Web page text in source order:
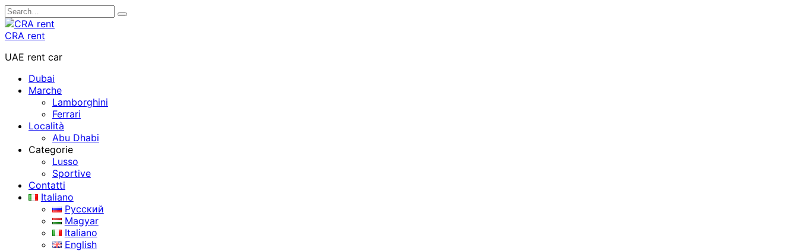
Skip
to
content
Search
for:
CRA rent
UAE rent car
Dubai
Marche
Lamborghini
Ferrari
Località
Abu Dhabi
Categorie
Lusso
Sportive
Contatti
Italiano
Русский
Magyar
Italiano
English